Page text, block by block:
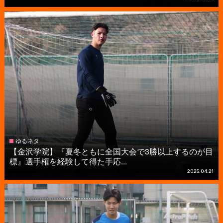
ゆるネタ
【金沢学院】『夏冬ともに全国大会で3勝以上するのが目
標』選手権を経験して得た手応...
2025.04.21